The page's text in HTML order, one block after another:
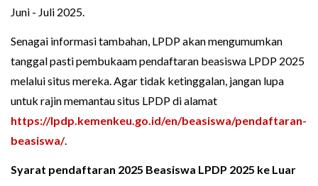
Juni - Juli 2025.
Senagai informasi tambahan, LPDP akan mengumumkan
tanggal pasti pembukaam pendaftaran beasiswa LPDP 2025
melalui situs mereka. Agar tidak ketinggalan, jangan lupa
untuk rajin memantau situs LPDP di alamat
https://lpdp.kemenkeu.go.id/en/beasiswa/pendaftaran-
beasiswa/.
Syarat pendaftaran 2025 Beasiswa LPDP 2025 ke Luar